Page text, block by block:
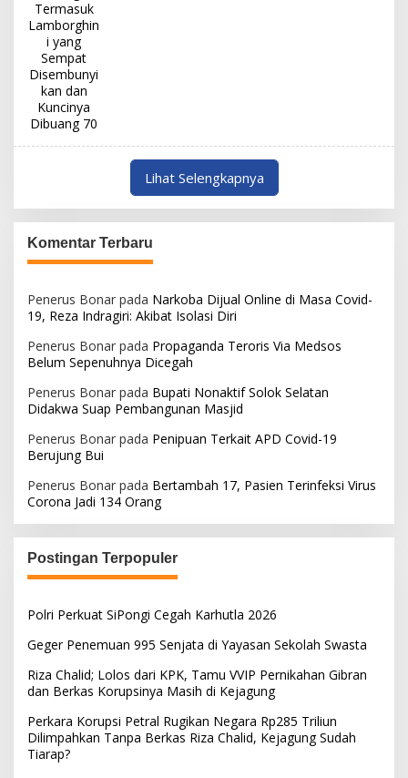
Lihat Selengkapnya
Komentar Terbaru
Penerus Bonar pada Narkoba Dijual Online di Masa Covid-
19, Reza Indragiri: Akibat Isolasi Diri
Penerus Bonar pada Propaganda Teroris Via Medsos
Belum Sepenuhnya Dicegah
Penerus Bonar pada Bupati Nonaktif Solok Selatan
Didakwa Suap Pembangunan Masjid
Penerus Bonar pada Penipuan Terkait APD Covid-19
Berujung Bui
Penerus Bonar pada Bertambah 17, Pasien Terinfeksi Virus
Corona Jadi 134 Orang
Postingan Terpopuler
Polri Perkuat SiPongi Cegah Karhutla 2026
Geger Penemuan 995 Senjata di Yayasan Sekolah Swasta
Riza Chalid; Lolos dari KPK, Tamu VVIP Pernikahan Gibran
dan Berkas Korupsinya Masih di Kejagung
Perkara Korupsi Petral Rugikan Negara Rp285 Triliun
Dilimpahkan Tanpa Berkas Riza Chalid, Kejagung Sudah
Tiarap?